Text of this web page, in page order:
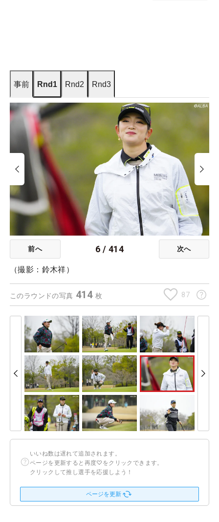
事前 Rnd1 Rnd2 Rnd3
前へ 6 / 414 次へ
（撮影：鈴木祥）
このラウンドの写真 414 枚 87
いいね数は遅れて追加されます。
ページを更新すると再度♡をクリックできます。
クリックして推し選手を応援しよう！
ページを更新